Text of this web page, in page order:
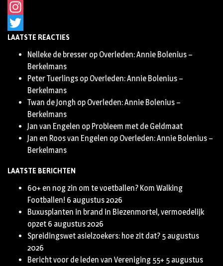
Facebook
Instagram
Twitter
LAATSTE REACTIES
Nelleke de bresser op Overleden: Annie Bolenius –
Berkelmans
Peter Tuerlings op Overleden: Annie Bolenius –
Berkelmans
Twan de Jongh op Overleden: Annie Bolenius –
Berkelmans
Jan van Engelen op Probleem met de Geldmaat
Jan en Roos van Engelen op Overleden: Annie Bolenius –
Berkelmans
LAATSTE BERICHTEN
60+ en nog zin om te voetballen? Kom Walking
Footballen! 6 augustus 2026
Buxusplanten in brand in Biezenmortel, vermoedelijk
opzet 6 augustus 2026
Spreidingswet asielzoekers: hoe zit dat? 5 augustus
2026
Bericht voor de leden van Vereniging 55+ 5 augustus